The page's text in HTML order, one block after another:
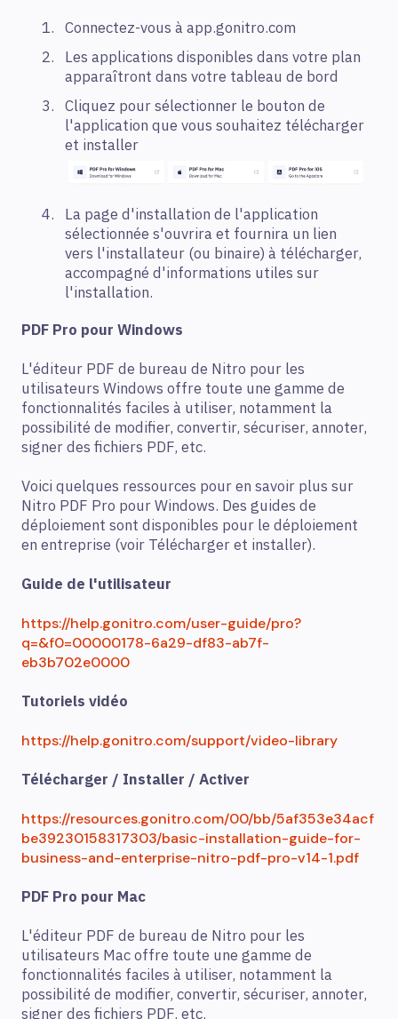
Connectez-vous à app.gonitro.com
Les applications disponibles dans votre plan
apparaîtront dans votre tableau de bord
Cliquez pour sélectionner le bouton de
l'application que vous souhaitez télécharger
et installer
La page d'installation de l'application
sélectionnée s'ouvrira et fournira un lien
vers l'installateur (ou binaire) à télécharger,
accompagné d'informations utiles sur
l'installation.
PDF Pro pour Windows
L'éditeur PDF de bureau de Nitro pour les
utilisateurs Windows offre toute une gamme de
fonctionnalités faciles à utiliser, notamment la
possibilité de modifier, convertir, sécuriser, annoter,
signer des fichiers PDF, etc.
Voici quelques ressources pour en savoir plus sur
Nitro PDF Pro pour Windows. Des guides de
déploiement sont disponibles pour le déploiement
en entreprise (voir Télécharger et installer).
Guide de l'utilisateur
https://help.gonitro.com/user-guide/pro?
q=&f0=00000178-6a29-df83-ab7f-
eb3b702e0000
Tutoriels vidéo
https://help.gonitro.com/support/video-library
Télécharger / Installer / Activer
https://resources.gonitro.com/00/bb/5af353e34acf
be39230158317303/basic-installation-guide-for-
business-and-enterprise-nitro-pdf-pro-v14-1.pdf
PDF Pro pour Mac
L'éditeur PDF de bureau de Nitro pour les
utilisateurs Mac offre toute une gamme de
fonctionnalités faciles à utiliser, notamment la
possibilité de modifier, convertir, sécuriser, annoter,